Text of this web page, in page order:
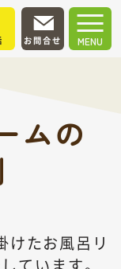
MENU
お問合せ
ムの
けたお風呂リ